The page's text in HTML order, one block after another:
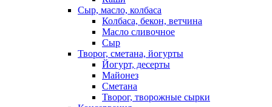
Сыр, масло, колбаса
Колбаса, бекон, ветчина
Масло сливочное
Сыр
Творог, сметана, йогурты
Йогурт, десерты
Майонез
Сметана
Творог, творожные сырки